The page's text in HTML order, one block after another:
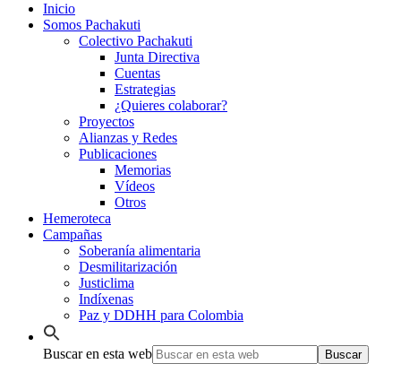
Inicio
Somos Pachakuti
Colectivo Pachakuti
Junta Directiva
Cuentas
Estrategias
¿Quieres colaborar?
Proyectos
Alianzas y Redes
Publicaciones
Memorias
Vídeos
Otros
Hemeroteca
Campañas
Soberanía alimentaria
Desmilitarización
Justiclima
Indíxenas
Paz y DDHH para Colombia
Buscar en esta web